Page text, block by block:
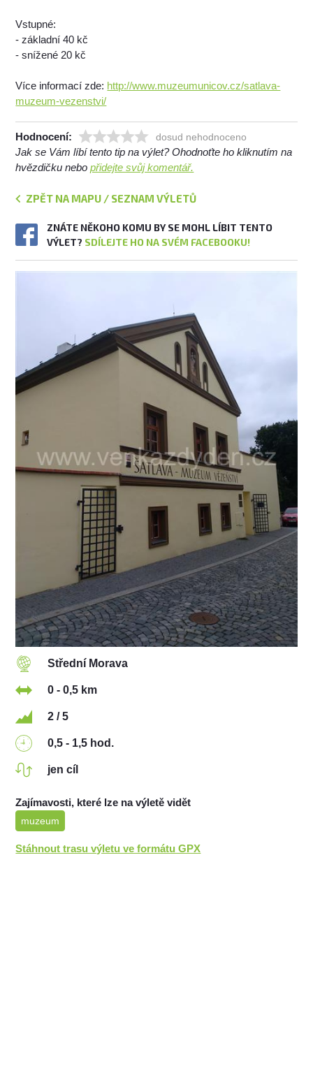
Vstupné:
- základní 40 kč
- snížené 20 kč
Více informací zde: http://www.muzeumunicov.cz/satlava-
muzeum-vezenstvi/
Hodnocení: dosud nehodnoceno
Jak se Vám líbí tento tip na výlet? Ohodnoťte ho kliknutím na
hvězdičku nebopřidejte svůj komentář.
ZPĚT NA MAPU / SEZNAM VÝLETŮ
ZNÁTE NĚKOHO KOMU BY SE MOHL LÍBIT TENTO
VÝLET? SDÍLEJTE HO NA SVÉM FACEBOOKU!
Střední Morava
0 - 0,5 km
2 / 5
0,5 - 1,5 hod.
jen cíl
Zajímavosti, které lze na výletě vidět
muzeum
Stáhnout trasu výletu ve formátu GPX